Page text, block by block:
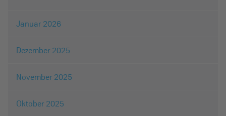
Januar 2026
Dezember 2025
November 2025
Oktober 2025